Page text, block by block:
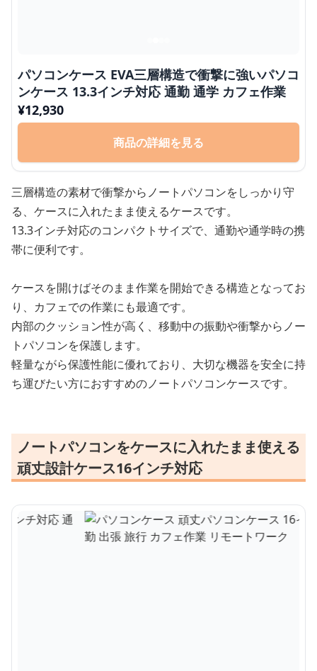
パソコンケース EVA三層構造で衝撃に強いパソコ
ンケース 13.3インチ対応 通勤 通学 カフェ作業
¥12,930
商品の詳細を見る
三層構造の素材で衝撃からノートパソコンをしっかり守
る、ケースに入れたまま使えるケースです。
13.3インチ対応のコンパクトサイズで、通勤や通学時の携
帯に便利です。
ケースを開けばそのまま作業を開始できる構造となってお
り、カフェでの作業にも最適です。
内部のクッション性が高く、移動中の振動や衝撃からノー
トパソコンを保護します。
軽量ながら保護性能に優れており、大切な機器を安全に持
ち運びたい方におすすめのノートパソコンケースです。
ノートパソコンをケースに入れたまま使える
頑丈設計ケース16インチ対応